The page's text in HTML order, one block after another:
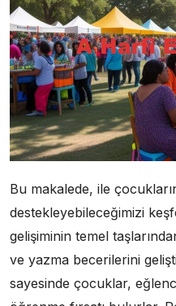
Bu makalede, ile
destekleyebileceğimizi
gelişiminin temel
ve yazma becerilerini
sayesinde çocuklar,